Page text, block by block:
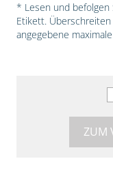
* Lesen und befolgen
Etikett.
angegebene
ZUM